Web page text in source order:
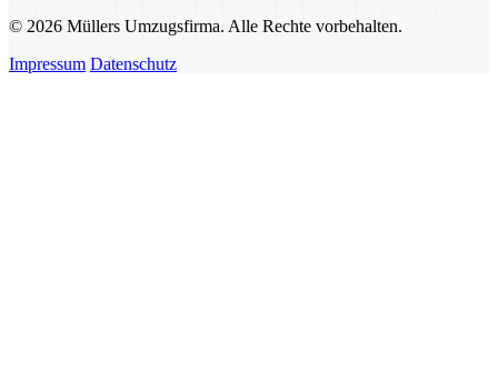
© 2026 Müllers Umzugsfirma. Alle Rechte vorbehalten.
Impressum Datenschutz